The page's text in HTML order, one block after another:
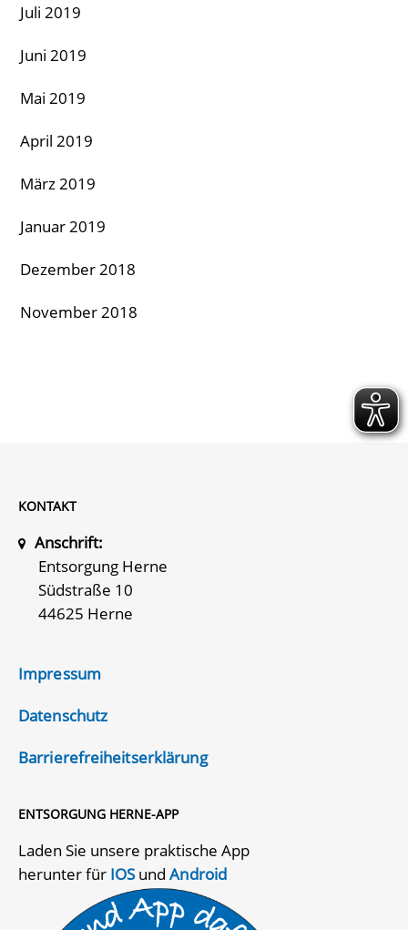
Juli 2019
Juni 2019
Mai 2019
April 2019
März 2019
Januar 2019
Dezember 2018
November 2018
KONTAKT
Anschrift:
Entsorgung Herne
Südstraße 10
44625 Herne
Impressum
Datenschutz
Barrierefreiheitserklärung
ENTSORGUNG HERNE-APP
Laden Sie unsere praktische App
herunter für IOSundAndroid